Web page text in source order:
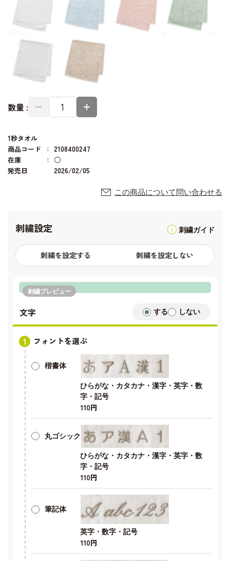
数量 :
1秒タオル
商品コード
2108400247
在庫
○
発売日
2026/02/05
この商品について問い合わせる
刺繍設定 刺繍ガイド
刺繍を設定する 刺繍を設定しない
刺繍プレビュー
文字 する しない
フォントを選ぶ
楷書体
ひらがな・カタカナ・漢字・英字・数
字・記号
110円
丸ゴシック
ひらがな・カタカナ・漢字・英字・数
字・記号
110円
筆記体
英字・数字・記号
110円